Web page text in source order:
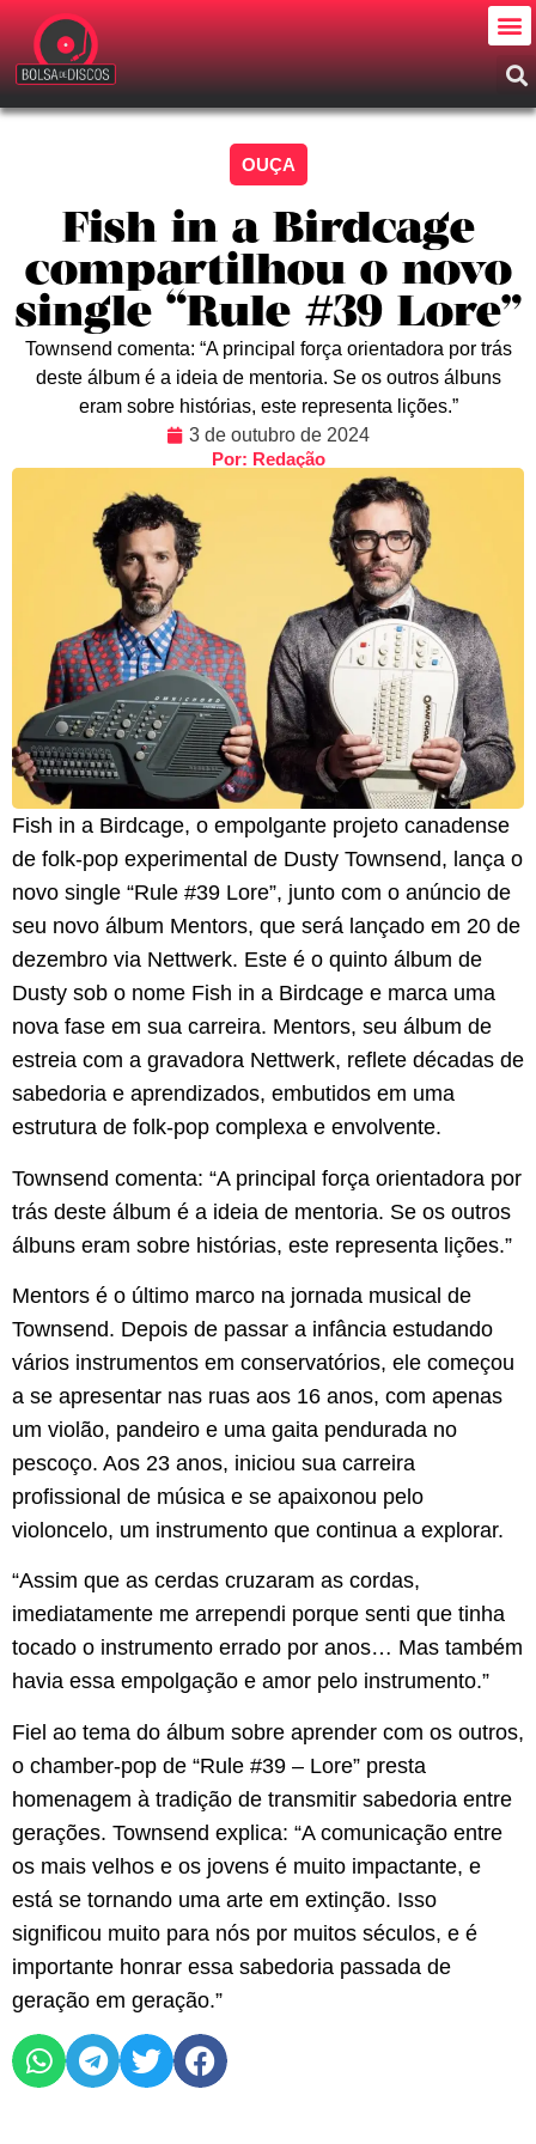
OUÇA
Fish in a Birdcage
compartilhou o novo
single “Rule #39 Lore”
Townsend comenta: “A principal força orientadora por trás
deste álbum é a ideia de mentoria. Se os outros álbuns
eram sobre histórias, este representa lições.”
3 de outubro de 2024
Por: Redação
Fish in a Birdcage, o empolgante projeto canadense
de folk-pop experimental de Dusty Townsend, lança o
novo single “Rule #39 Lore”, junto com o anúncio de
seu novo álbum Mentors, que será lançado em 20 de
dezembro via Nettwerk. Este é o quinto álbum de
Dusty sob o nome Fish in a Birdcage e marca uma
nova fase em sua carreira. Mentors, seu álbum de
estreia com a gravadora Nettwerk, reflete décadas de
sabedoria e aprendizados, embutidos em uma
estrutura de folk-pop complexa e envolvente.
Townsend comenta: “A principal força orientadora por
trás deste álbum é a ideia de mentoria. Se os outros
álbuns eram sobre histórias, este representa lições.”
Mentors é o último marco na jornada musical de
Townsend. Depois de passar a infância estudando
vários instrumentos em conservatórios, ele começou
a se apresentar nas ruas aos 16 anos, com apenas
um violão, pandeiro e uma gaita pendurada no
pescoço. Aos 23 anos, iniciou sua carreira
profissional de música e se apaixonou pelo
violoncelo, um instrumento que continua a explorar.
“Assim que as cerdas cruzaram as cordas,
imediatamente me arrependi porque senti que tinha
tocado o instrumento errado por anos… Mas também
havia essa empolgação e amor pelo instrumento.”
Fiel ao tema do álbum sobre aprender com os outros,
o chamber-pop de “Rule #39 – Lore” presta
homenagem à tradição de transmitir sabedoria entre
gerações. Townsend explica: “A comunicação entre
os mais velhos e os jovens é muito impactante, e
está se tornando uma arte em extinção. Isso
significou muito para nós por muitos séculos, e é
importante honrar essa sabedoria passada de
geração em geração.”